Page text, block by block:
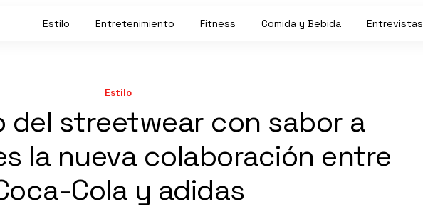
Estilo Entretenimiento Fitness Comida y Bebida Entrevistas
Estilo
del streetwear con sabor a
la nueva colaboración entre
Cola y adidas